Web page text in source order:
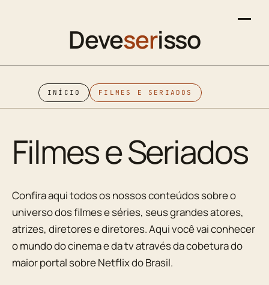
Deveserisso
INÍCIO FILMES E SERIADOS
Filmes e Seriados
Confira aqui todos os nossos conteúdos sobre o
universo dos filmes e séries, seus grandes atores,
atrizes, diretores e diretores. Aqui você vai conhecer
o mundo do cinema e da tv através da cobetura do
maior portal sobre Netflix do Brasil.